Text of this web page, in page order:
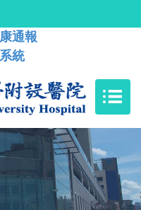
通報
統